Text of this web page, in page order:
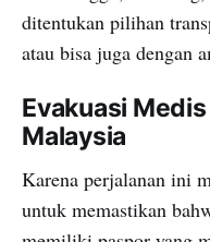
ditentukan pilihan
atau bisa juga dengan
Evakuasi
Malaysia
Karena perjalanan ini
untuk memastikan